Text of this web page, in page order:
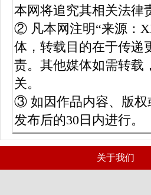
本网将追究其相关法律
② 凡本网注明“来源：
体，转载目的在于传递
责。其他媒体如需转载
关。
③ 如因作品内容、版权
发布后的30日内进行。
关于我们